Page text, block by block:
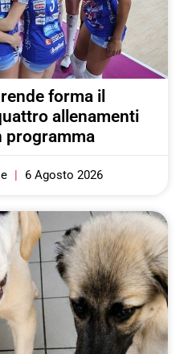
forma il
allenamenti
programma
6 Agosto 2026